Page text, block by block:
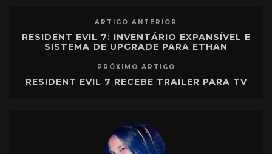
ARTIGO ANTERIOR
RESIDENT EVIL 7: INVENTÁRIO EXPANSÍVEL E
SISTEMA DE UPGRADE PARA ETHAN
PRÓXIMO ARTIGO
RESIDENT EVIL 7 RECEBE TRAILER PARA TV